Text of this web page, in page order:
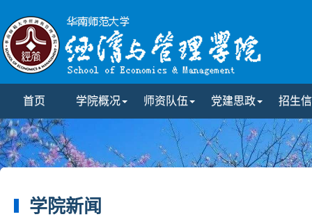
首页 学院概况 师资队伍 党建思政 招生
学院新闻